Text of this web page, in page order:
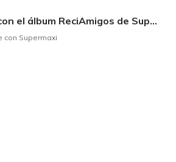
Salva al planeta con el álbum ReciAmigos de Supermaxi
con Supermaxi